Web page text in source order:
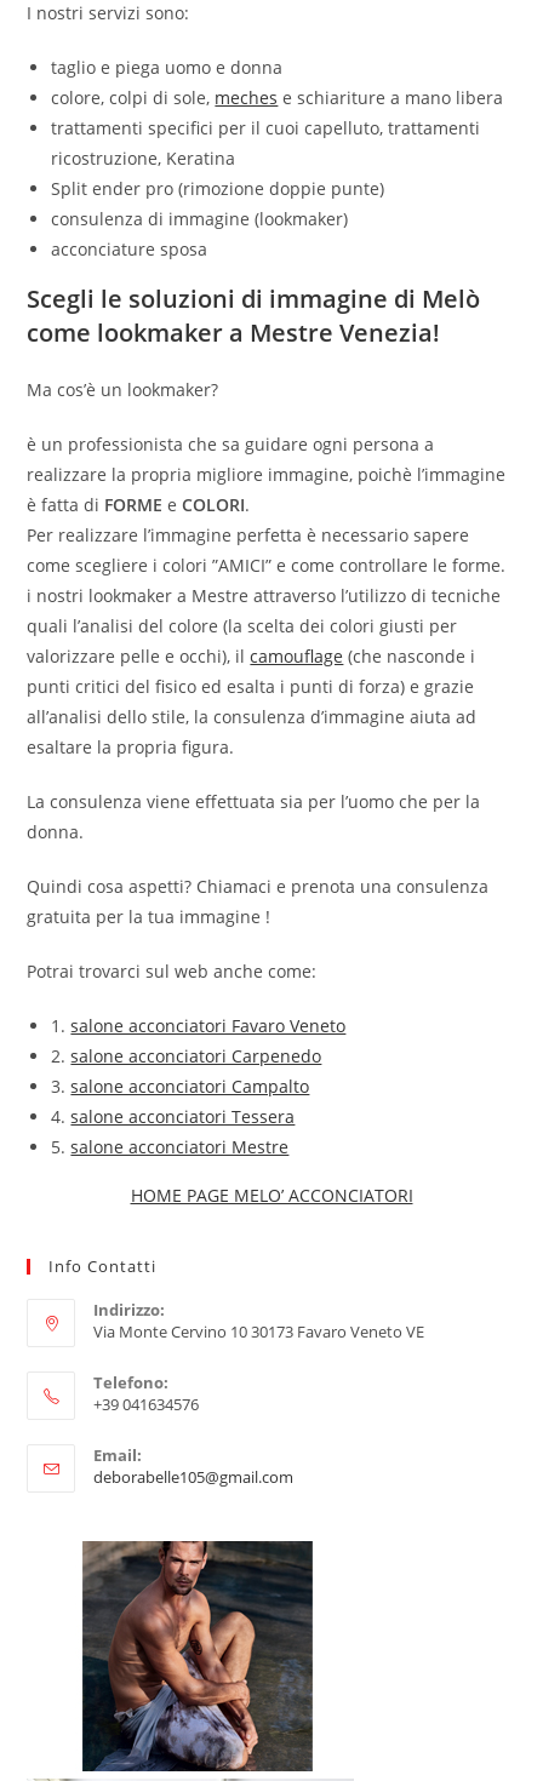
I nostri servizi sono:
taglio e piega uomo e donna
colore, colpi di sole, meches e schiariture a mano libera
trattamenti specifici per il cuoi capelluto, trattamenti
ricostruzione, Keratina
Split ender pro (rimozione doppie punte)
consulenza di immagine (lookmaker)
acconciature sposa
Scegli le soluzioni di immagine di Melò
come lookmaker a Mestre Venezia!
Ma cos’è un lookmaker?
è un professionista che sa guidare ogni persona a
realizzare la propria migliore immagine, poichè l’immagine
è fatta di FORME eCOLORI.
Per realizzare l’immagine perfetta è necessario sapere
come scegliere i colori ”AMICI” e come controllare le forme.
i nostri lookmaker a Mestre attraverso l’utilizzo di tecniche
quali l’analisi del colore (la scelta dei colori giusti per
valorizzare pelle e occhi), ilcamouflage (che nasconde i
punti critici del fisico ed esalta i punti di forza) e grazie
all’analisi dello stile, la consulenza d’immagine aiuta ad
esaltare la propria figura.
La consulenza viene effettuata sia per l’uomo che per la
donna.
Quindi cosa aspetti? Chiamaci e prenota una consulenza
gratuita per la tua immagine !
Potrai trovarci sul web anche come:
1.salone acconciatori Favaro Veneto
2.salone acconciatori Carpenedo
3.salone acconciatori Campalto
4.salone acconciatori Tessera
5.salone acconciatori Mestre
HOME PAGE MELO’ ACCONCIATORI
Info Contatti
Indirizzo:
Via Monte Cervino 10 30173 Favaro Veneto VE
Telefono:
+39 041634576
Email:
deborabelle105@gmail.com